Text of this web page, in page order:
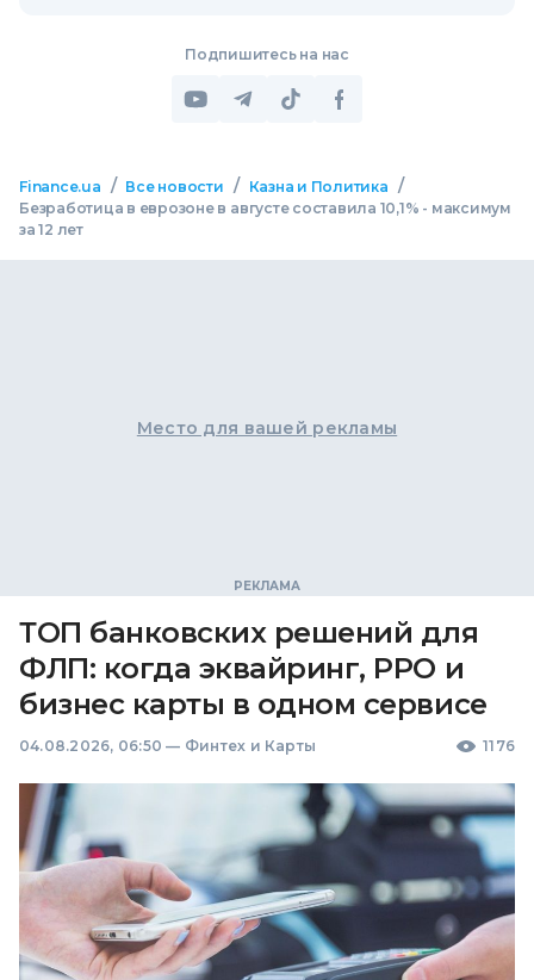
Подпишитесь на нас
Finance.ua / Все новости / Казна и Политика /
Безработица в еврозоне в августе составила 10,1% - максимум
за 12 лет
Место для вашей рекламы
ТОП банковских решений для
ФЛП: когда эквайринг, РРО и
бизнес карты в одном сервисе
04.08.2026, 06:50 — Финтех и Карты 1176